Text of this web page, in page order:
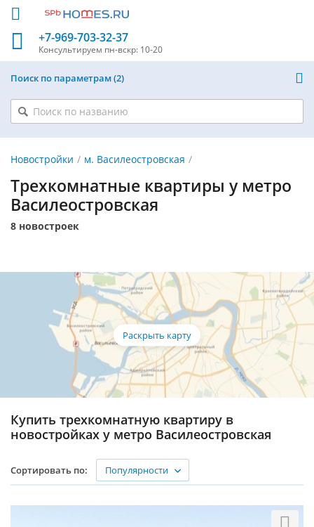
+7-969-703-32-37
Консультируем пн-вскр: 10-20
Поиск по параметрам 2
Новостройки м. Василеостровская
Трехкомнатные квартиры у метро
Василеостровская
8 новостроек
Купить трехкомнатную квартиру в
новостройках у метро Василеостровская
Сортировать по: Популярности